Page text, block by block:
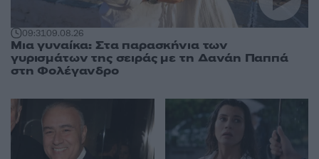
09:3109.08.26
Μια γυναίκα: Στα παρασκήνια των
γυρισμάτων της σειράς με τη Δανάη Παππά
στη Φολέγανδρο